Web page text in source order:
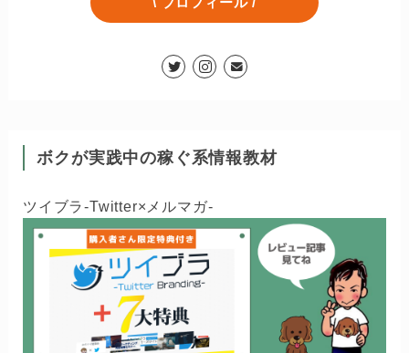
ボクが実践中の稼ぐ系情報教材
ツイブラ-Twitter×メルマガ-